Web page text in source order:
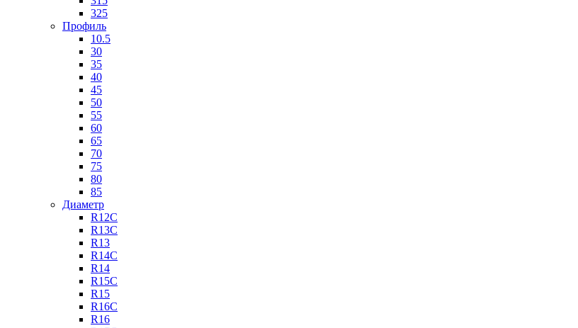
325
Профиль
10.5
30
35
40
45
50
55
60
65
70
75
80
85
Диаметр
R12C
R13C
R13
R14C
R14
R15C
R15
R16C
R16